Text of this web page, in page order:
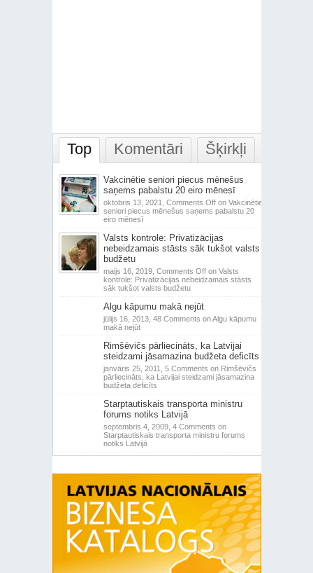
Top Komentāri Šķirkļi
Vakcinētie seniori piecus mēnešus
saņems pabalstu 20 eiro mēnesī
oktobris 13, 2021, Comments Offon Vakcinētie
seniori piecus mēnešus saņems pabalstu 20
eiro mēnesī
Valsts kontrole: Privatizācijas
nebeidzamais stāsts sāk tukšot valsts
budžetu
maijs 16, 2019, Comments Offon Valsts
kontrole: Privatizācijas nebeidzamais stāsts
sāk tukšot valsts budžetu
Algu kāpumu makā nejūt
jūlijs 16, 2013, 48 Comments on Algu kāpumu
makā nejūt
Rimšēvičs pārliecināts, ka Latvijai
steidzami jāsamazina budžeta deficīts
janvāris 25, 2011, 5 Comments on Rimšēvičs
pārliecināts, ka Latvijai steidzami jāsamazina
budžeta deficīts
Starptautiskais transporta ministru
forums notiks Latvijā
septembris 4, 2009, 4 Comments on
Starptautiskais transporta ministru forums
notiks Latvijā